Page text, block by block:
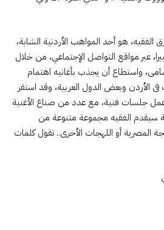
هو أحد المواهب الأردنية الشابة،
عبر مواقع التواصل الإجتماعي، من خلال
واستطاع أن يجذب بأغانيه اهتمام
الأردن وبعض الدول العربية، وقد استقر
عمل جلسات فنية، مع عدد من صناع الأغنية
سيقدم الفقيه مجموعة متنوعة من
المصرية أو اللهجات الأخرى.. تقول كلمات